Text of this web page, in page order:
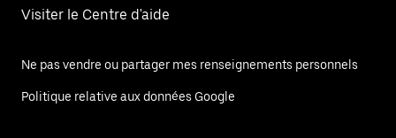
Visiter le Centre d'aide
Ne pas vendre ou partager mes renseignements personnels
Politique relative aux données Google